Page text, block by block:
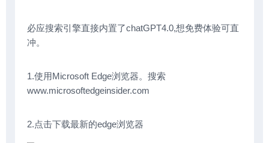
必应搜索引擎直接内置了chatGPT4.0,想免费体验可直
冲。
1.使用Microsoft Edge浏览器。搜索
www.microsoftedgeinsider.com
2.点击下载最新的edge浏览器